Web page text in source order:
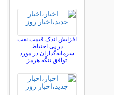
افزایش اندک قیمت نفت
در پی احتیاط
سرمایه‌گذاران در مورد
توافق تنگه هرمز